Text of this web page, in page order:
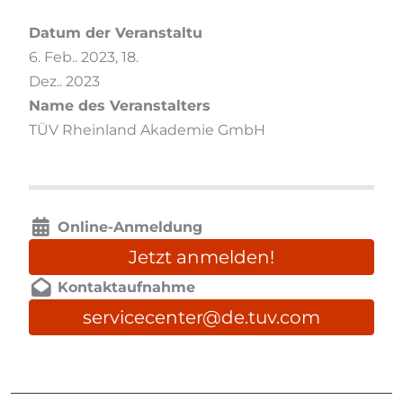
Datum der Veranstaltung
6. Feb.. 2023, 18.
Dez.. 2023
Name des Veranstalters
TÜV Rheinland Akademie GmbH
Online-Anmeldung
Jetzt anmelden!
Kontaktaufnahme
servicecenter@de.tuv.com